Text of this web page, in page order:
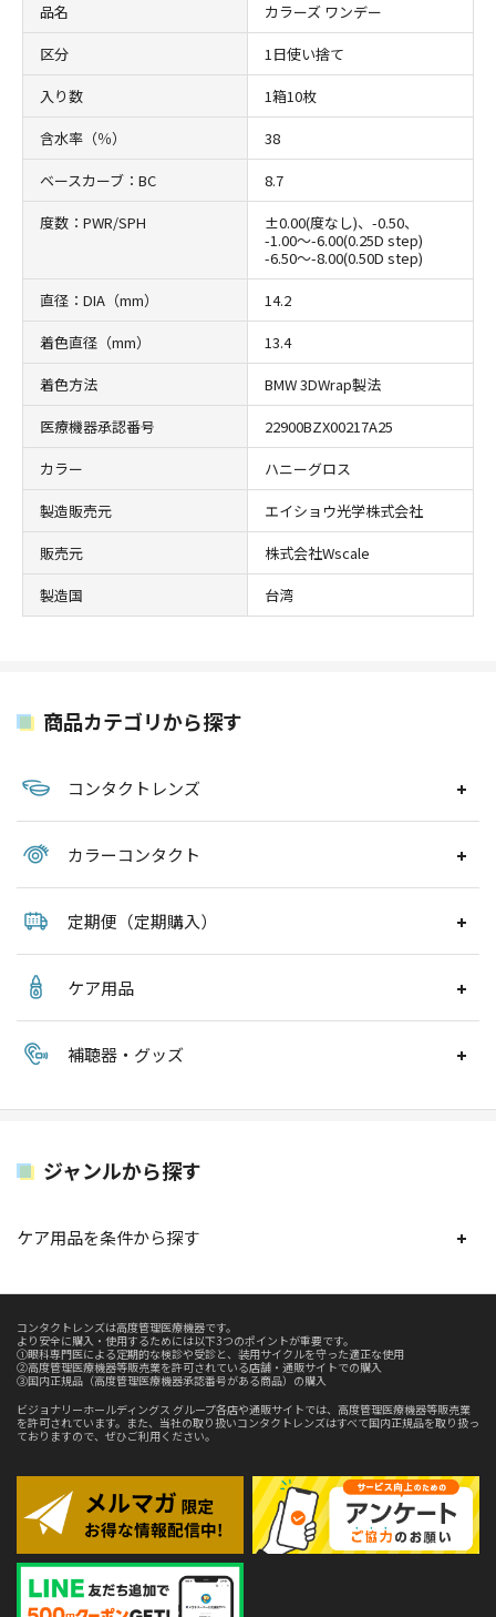
品名
カラーズ ワンデー
区分
1日使い捨て
入り数
1箱10枚
含水率（％）
38
ベースカーブ：BC
8.7
度数：PWR/SPH
±0.00(度なし)、-0.50、
-1.00～-6.00(0.25D step)
-6.50～-8.00(0.50D step)
直径：DIA（mm）
14.2
着色直径（mm）
13.4
着色方法
BMW 3DWrap製法
医療機器承認番号
22900BZX00217A25
カラー
ハニーグロス
製造販売元
エイショウ光学株式会社
販売元
株式会社Wscale
製造国
台湾
商品カテゴリから探す
コンタクトレンズ
カラーコンタクト
定期便（定期購入）
ケア用品
補聴器・グッズ
ジャンルから探す
ケア用品を条件から探す
コンタクトレンズは高度管理医療機器です。
より安全に購入・使用するためには以下3つのポイントが重要です。
①眼科専門医による定期的な検診や受診と、装用サイクルを守った適正な使用
②高度管理医療機器等販売業を許可されている店舗・通販サイトでの購入
③国内正規品（高度管理医療機器承認番号がある商品）の購入
ビジョナリーホールディングス グループ各店や通販サイトでは、高度管理医療機器等販売業
を許可されています。また、当社の取り扱いコンタクトレンズはすべて国内正規品を取り扱っ
ておりますので、ぜひご利用ください。